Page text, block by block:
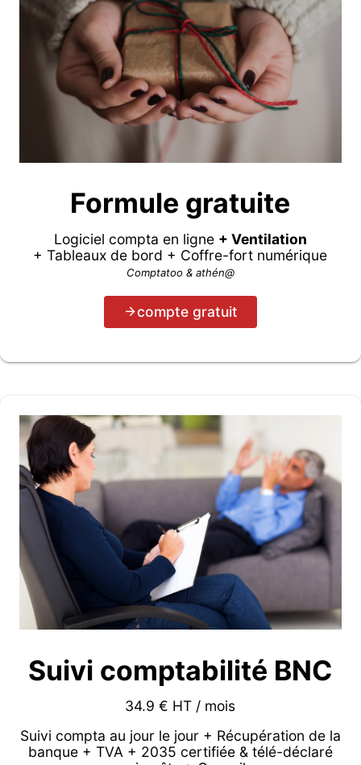
Formule gratuite
Logiciel compta en ligne + Ventilation
+ Tableaux de bord + Coffre-fort numérique
Comptatoo & athén@
compte gratuit
Suivi comptabilité BNC
34.9 € HT / mois
Suivi compta au jour le jour + Récupération de la
banque + TVA + 2035 certifiée & télé-déclaré